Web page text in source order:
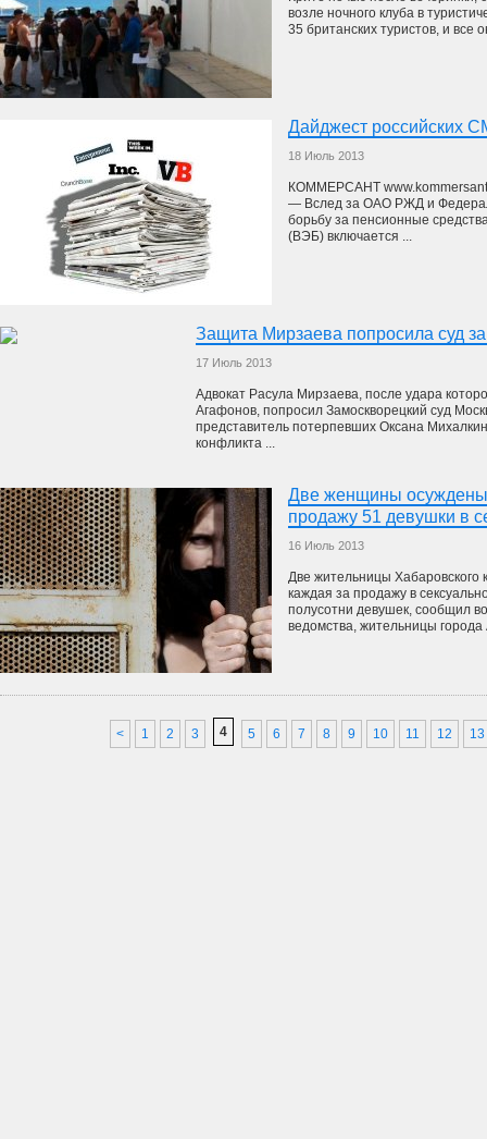
возле ночного клуба в
35 британских туристов, и все
Дайджест российских
18 Июль 2013
КОММЕРСАНТ
— Вслед за ОАО РЖД и
борьбу за пенсионные
(ВЭБ) включается ...
Защита Мирзаева попросила суд
17 Июль 2013
Адвокат Расула Мирзаева, после удара
Агафонов, попросил Замоскворецкий суд
представитель потерпевших Оксана
конфликта ...
Две женщины осуждены
продажу 51 девушки в
16 Июль 2013
Две жительницы Хабаровского
каждая за продажу в
полусотни девушек, сообщил
ведомства, жительницы
< 1 2 3 4 5 6 7 8 9 10 11 12 13